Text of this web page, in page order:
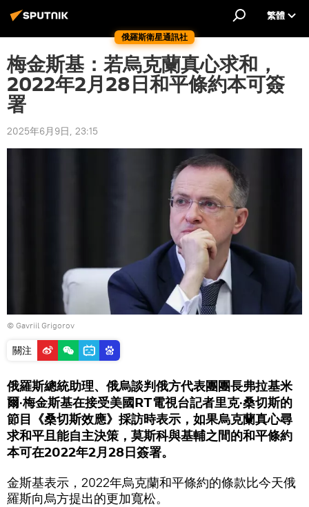
俄羅斯衛星通訊社
繁體
梅金斯基：若烏克蘭真心求和，
2022年2月28日和平條約本可簽
署
2025年6月9日, 23:15
© Gavriil Grigorov
關注
俄羅斯總統助理、俄烏談判俄方代表團團長弗拉基米
爾·梅金斯基在接受美國RT電視台記者里克·桑切斯的
節目《桑切斯效應》採訪時表示，如果烏克蘭真心尋
求和平且能自主決策，莫斯科與基輔之間的和平條約
本可在2022年2月28日簽署。
金斯基表示，2022年烏克蘭和平條約的條款比今天俄
羅斯向烏方提出的更加寬松。